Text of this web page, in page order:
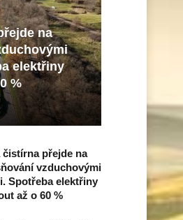
na
elektřiny
%
čistírna přejde na
vzduchovými
Spotřeba elektřiny
až o 60 %